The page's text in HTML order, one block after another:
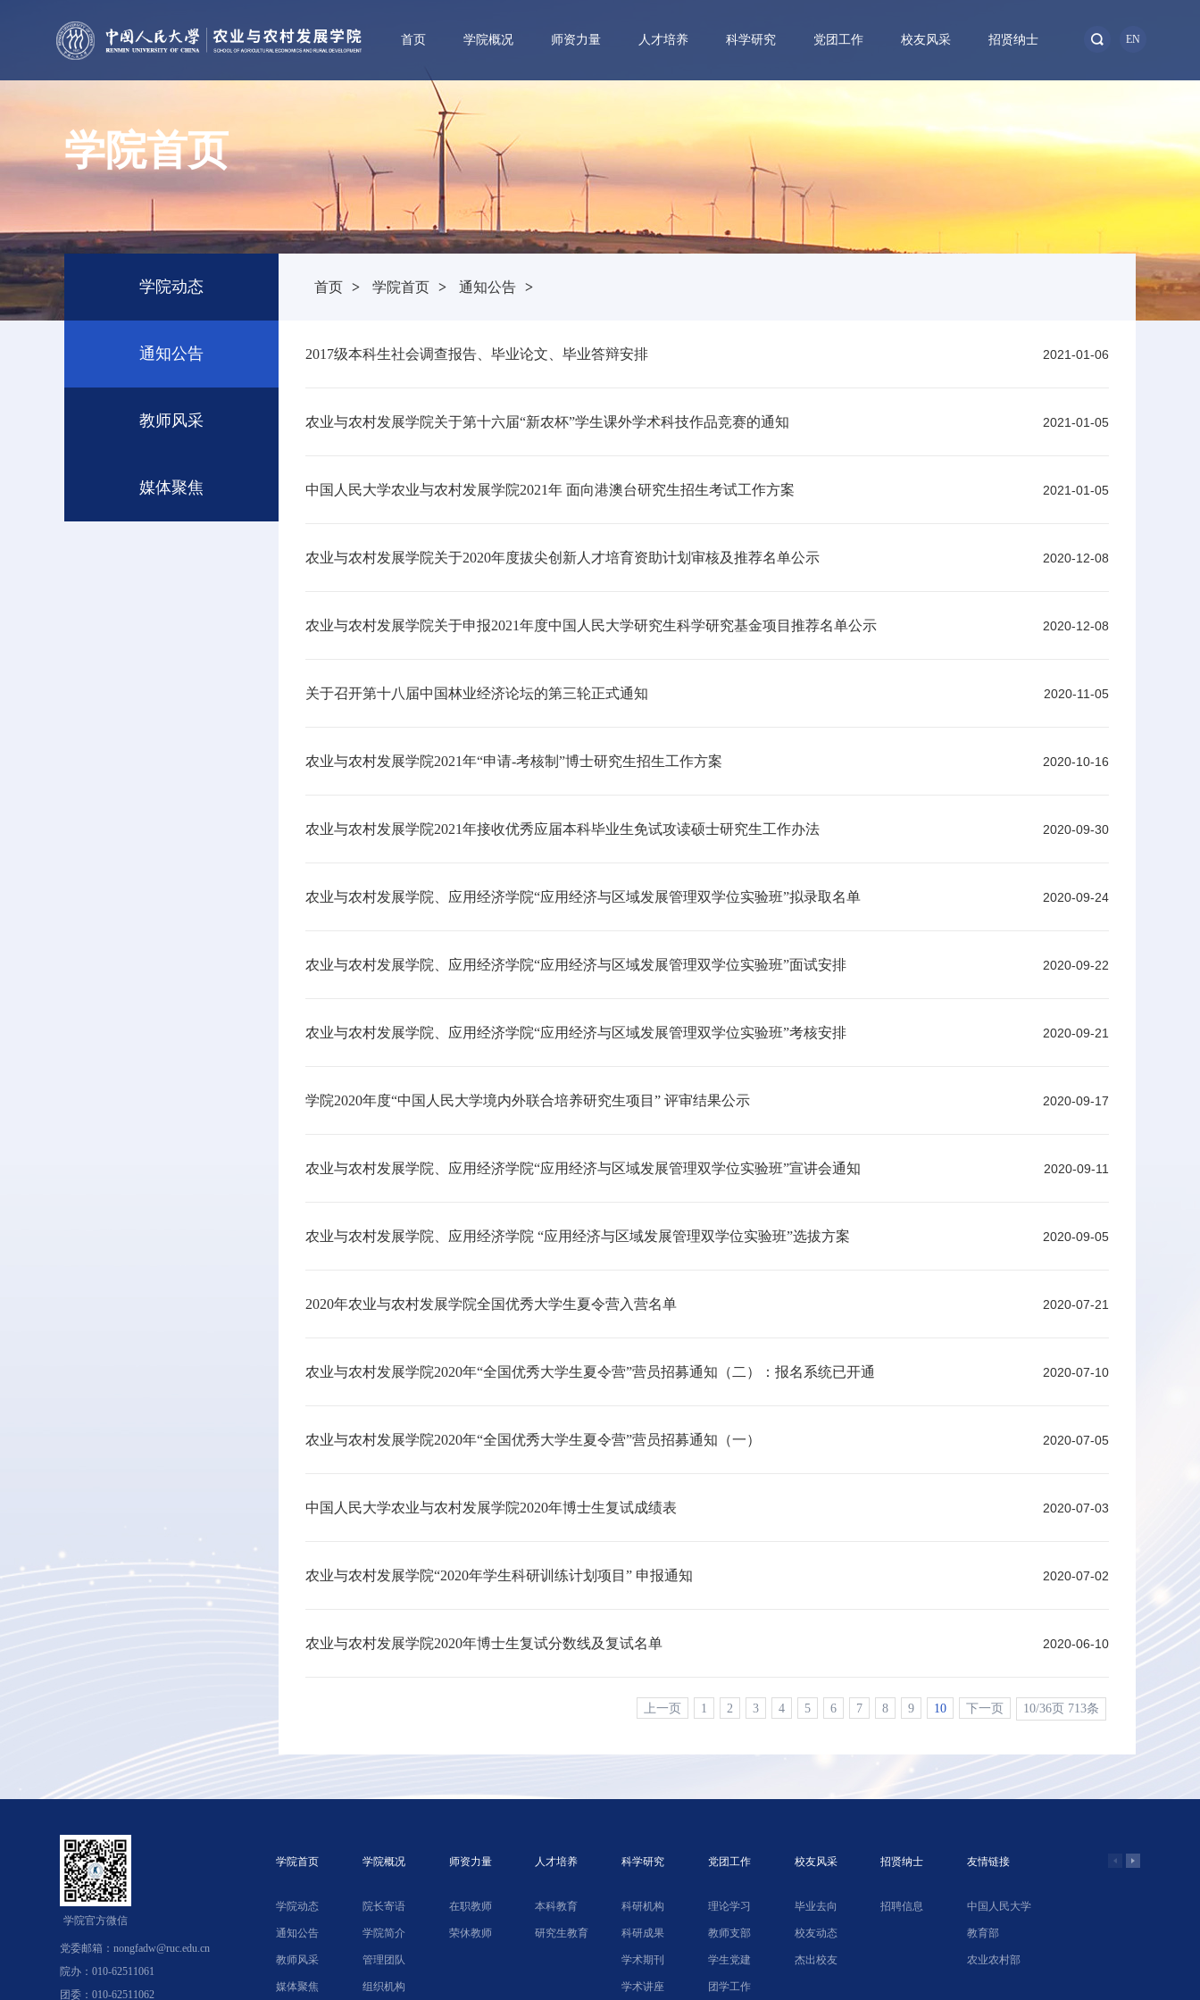
首页 学院概况 师资力量 人才培养 科学研究 党团工作 校友风采 招贤纳士 EN
学院首页
学院动态
通知公告
教师风采
媒体聚焦
首页 > 学院首页 > 通知公告 >
2017级本科生社会调查报告、毕业论文、毕业答辩安排 2021-01-06
农业与农村发展学院关于第十六届“新农杯”学生课外学术科技作品竞赛的通知 2021-01-05
中国人民大学农业与农村发展学院2021年 面向港澳台研究生招生考试工作方案 2021-01-05
农业与农村发展学院关于2020年度拔尖创新人才培育资助计划审核及推荐名单公示 2020-12-08
农业与农村发展学院关于申报2021年度中国人民大学研究生科学研究基金项目推荐名单公示 2020-12-08
关于召开第十八届中国林业经济论坛的第三轮正式通知 2020-11-05
农业与农村发展学院2021年“申请-考核制”博士研究生招生工作方案 2020-10-16
农业与农村发展学院2021年接收优秀应届本科毕业生免试攻读硕士研究生工作办法 2020-09-30
农业与农村发展学院、应用经济学院“应用经济与区域发展管理双学位实验班”拟录取名单 2020-09-24
农业与农村发展学院、应用经济学院“应用经济与区域发展管理双学位实验班”面试安排 2020-09-22
农业与农村发展学院、应用经济学院“应用经济与区域发展管理双学位实验班”考核安排 2020-09-21
学院2020年度“中国人民大学境内外联合培养研究生项目” 评审结果公示 2020-09-17
农业与农村发展学院、应用经济学院“应用经济与区域发展管理双学位实验班”宣讲会通知 2020-09-11
农业与农村发展学院、应用经济学院 “应用经济与区域发展管理双学位实验班”选拔方案 2020-09-05
2020年农业与农村发展学院全国优秀大学生夏令营入营名单 2020-07-21
农业与农村发展学院2020年“全国优秀大学生夏令营”营员招募通知（二）：报名系统已开通 2020-07-10
农业与农村发展学院2020年“全国优秀大学生夏令营”营员招募通知（一） 2020-07-05
中国人民大学农业与农村发展学院2020年博士生复试成绩表 2020-07-03
农业与农村发展学院“2020年学生科研训练计划项目” 申报通知 2020-07-02
农业与农村发展学院2020年博士生复试分数线及复试名单 2020-06-10
上一页 1 2 3 4 5 6 7 8 9 10 下一页 10/36页 713条
学院官方微信
党委邮箱：nongfadw@ruc.edu.cn
院办：010-62511061
团委：010-62511062
学院首页
学院动态
通知公告
教师风采
媒体聚焦
学院概况
院长寄语
学院简介
管理团队
组织机构
师资力量
在职教师
荣休教师
人才培养
本科教育
研究生教育
科学研究
科研机构
科研成果
学术期刊
学术讲座
党团工作
理论学习
教师支部
学生党建
团学工作
校友风采
毕业去向
校友动态
杰出校友
招贤纳士
招聘信息
友情链接
中国人民大学
教育部
农业农村部